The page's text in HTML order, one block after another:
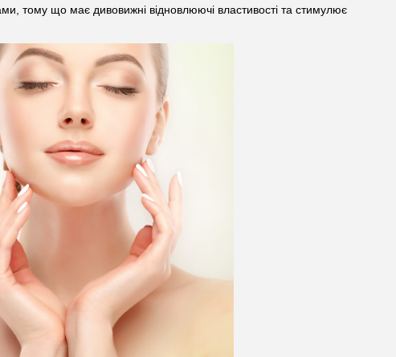
тому що має дивовижні відновлюючі властивості та стимулює